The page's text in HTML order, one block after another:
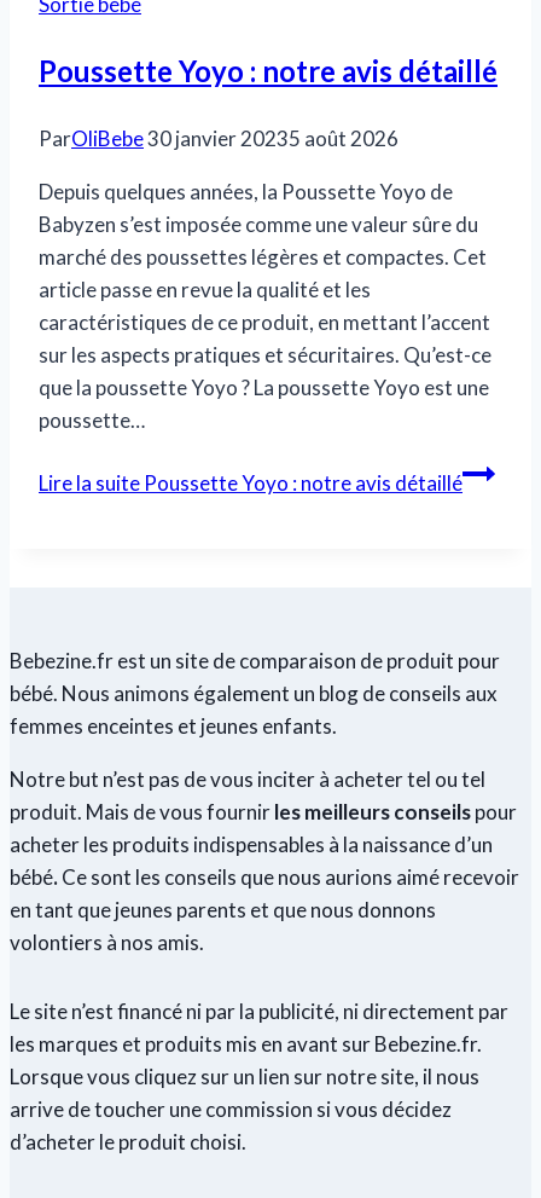
Poussette Yoyo : notre avis détaillé
ParOliBebe30 janvier 20235 août 2026
Depuis quelques années, la Poussette Yoyo de
Babyzen s’est imposée comme une valeur sûre du
marché des poussettes légères et compactes. Cet
article passe en revue la qualité et les
caractéristiques de ce produit, en mettant l’accent
sur les aspects pratiques et sécuritaires. Qu’est-ce
que la poussette Yoyo ? La poussette Yoyo est une
poussette…
Lire la suite Poussette Yoyo : notre avis détaillé
Bebezine.fr est un site de comparaison de produit pour
bébé. Nous animons également un blog de conseils aux
femmes enceintes et jeunes enfants.
Notre but n’est pas de vous inciter à acheter tel ou tel
produit. Mais de vous fournirles meilleurs conseilspour
acheter les produits indispensables à la naissance d’un
bébé.Ce sont les conseils que nous aurions aimé recevoir
en tant que jeunes parents et que nous donnons
volontiers à nos amis.
Le site n’est financé ni par la publicité, ni directement par
les marques et produits mis en avant sur Bebezine.fr.
Lorsque vous cliquez sur un lien sur notre site, il nous
arrive de toucher une commission si vous décidez
d’acheter le produit choisi.